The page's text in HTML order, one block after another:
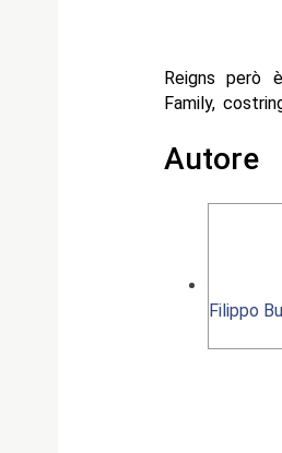
Reigns però
Family,
Autore
Filippo